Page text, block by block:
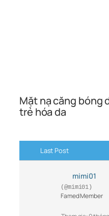
Mặt nạ căng bóng
trẻ hóa da
Last Post
mimi01
(@mimi01)
Famed Member